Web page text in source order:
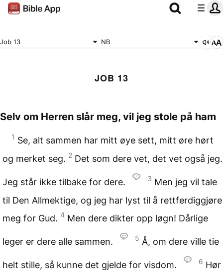
Job 13 NB
JOB 13
Selv om Herren slår meg, vil jeg stole på ham
1 Se, alt sammen har mitt øye sett, mitt øre hørt
og merket seg. 2 Det som dere vet, det vet også jeg.
Jeg står ikke tilbake for dere. 3 Men jeg vil tale
til Den Allmektige, og jeg har lyst til å rettferdiggjøre
meg for Gud. 4 Men dere dikter opp løgn! Dårlige
leger er dere alle sammen. 5 Å, om dere ville tie
helt stille, så kunne det gjelde for visdom. 6 Hør